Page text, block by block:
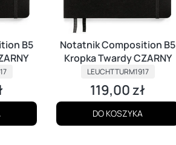
B5
Notatnik Composition B5
Kropka Twardy CZARNY
PRODUCENT
LEUCHTTURM1917
Cena
119,00 zł
DO KOSZYKA